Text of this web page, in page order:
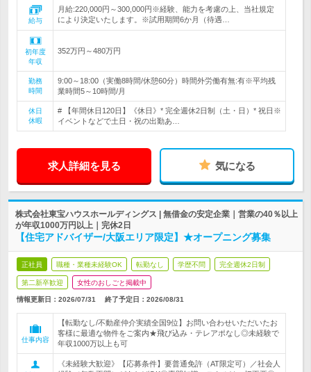
給与
月給:220,000円～300,000円※経験、能力を考慮の上、当社規定
により決定いたします。※試用期間6か月（待遇…
初年度
年収
352万円～480万円
勤務
時間
9:00～18:00（実働8時間/休憩60分）時間外労働有無:有※平均残
業時間5～10時間/月
休日
休暇
# 【年間休日120日】《休日》* 完全週休2日制（土・日）* 祝日※
イベントなどで土日・祝の出勤あ…
求人詳細を見る 気になる
株式会社東宝ハウスホールディングス | 無借金の安定企業｜営業の40％以上
が年収1000万円以上｜完休2日
【住宅アドバイザー/大阪エリア限定】★オープニング募集
正社員 職種・業種未経験OK 転勤なし 学歴不問 完全週休2日制
第二新卒歓迎 女性のおしごと掲載中
情報更新日：2026/07/31 終了予定日： 2026/08/31
仕事内容
【転勤なし/不動産仲介実績全国9位】お問い合わせいただいたお
客様に最適な物件をご案内★飛び込み・テレアポなし◎未経験で
年収1000万以上も可
《未経験大歓迎》【応募条件】要普通免許（AT限定可）／社会人